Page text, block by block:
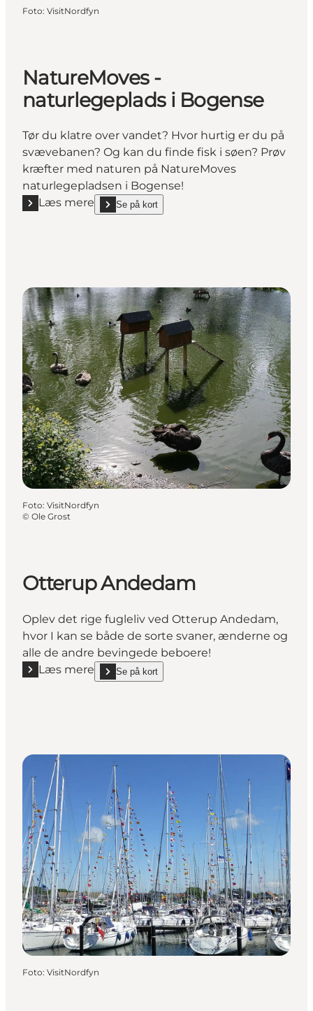
Foto: VisitNordfyn
NatureMoves -
naturlegeplads i Bogense
Tør du klatre over vandet? Hvor hurtig er du på
svævebanen? Og kan du finde fisk i søen? Prøv
kræfter med naturen på NatureMoves
naturlegepladsen i Bogense!
Læs mere
Læs mere "NatureMoves - naturlegeplads i
Se på kort
show NatureMoves - naturlegeplads i Bogense
Foto: VisitNordfyn
© Ole Grost
Otterup Andedam
Oplev det rige fugleliv ved Otterup Andedam,
hvor I kan se både de sorte svaner, ænderne og
alle de andre bevingede beboere!
Læs mere
Læs mere "Otterup Andedam"
Se på kort
show Otterup Andedam on_map
Foto: VisitNordfyn